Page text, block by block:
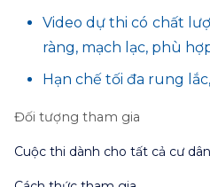
Video dự thi có chất
ràng, mạch lạc, phù
Hạn chế tối đa rung
Đối tượng tham gia
Cuộc thi dành cho tất cả cư